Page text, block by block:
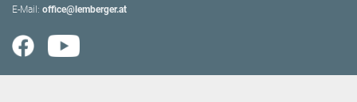
E-Mail: office@lemberger.at